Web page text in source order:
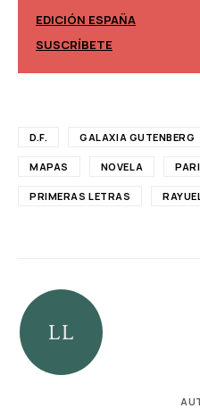
EDICIÓN ESPAÑA
SUSCRÍBETE
D.F. GALAXIA GUTENBERG
MAPAS NOVELA
PRIMERAS LETRAS